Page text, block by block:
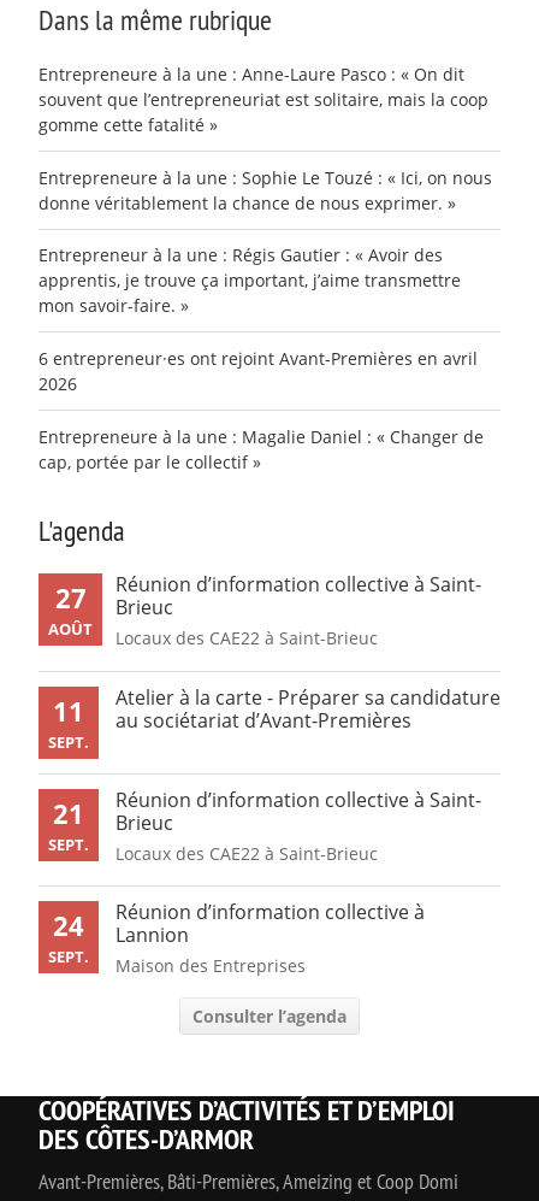
Dans la même rubrique
Entrepreneure à la une : Anne-Laure Pasco : « On dit
souvent que l’entrepreneuriat est solitaire, mais la coop
gomme cette fatalité »
Entrepreneure à la une : Sophie Le Touzé : « Ici, on nous
donne véritablement la chance de nous exprimer. »
Entrepreneur à la une : Régis Gautier : « Avoir des
apprentis, je trouve ça important, j’aime transmettre
mon savoir-faire. »
6 entrepreneur·es ont rejoint Avant-Premières en avril
2026
Entrepreneure à la une : Magalie Daniel : « Changer de
cap, portée par le collectif »
L'agenda
27
AOÛT
Réunion d’information collective à Saint-
Brieuc
Locaux des CAE22 à Saint-Brieuc
11
SEPT.
Atelier à la carte - Préparer sa candidature
au sociétariat d’Avant-Premières
21
SEPT.
Réunion d’information collective à Saint-
Brieuc
Locaux des CAE22 à Saint-Brieuc
24
SEPT.
Réunion d’information collective à
Lannion
Maison des Entreprises
Consulter l’agenda
COOPÉRATIVES D’ACTIVITÉS ET D’EMPLOI
DES CÔTES-D’ARMOR
Avant-Premières, Bâti-Premières, Ameizing et Coop Domi